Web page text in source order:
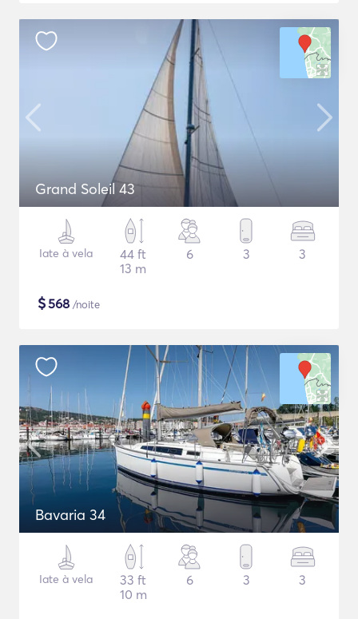
Grand Soleil 43
Iate à vela
44 ft
13 m
6 3 3
$568 /noite
Bavaria 34
Iate à vela
33 ft
10 m
6 3 3